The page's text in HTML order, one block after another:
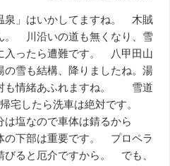
泉」はいかしてますね。 木賊
。 川沿いの道も無くなり、雪
入ったら遭難です。 八甲田山
雪も結構、降りましたね。湯
も情緒あふれますね。 雪道
宅したら洗車は絶対です。
塩なので車体は錆るから
下部は重要です。 プロペラ
びると厄介ですから。 でも、